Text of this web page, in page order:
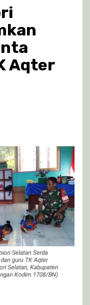
Aqter